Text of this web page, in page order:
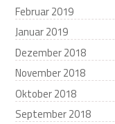
Februar 2019
Januar 2019
Dezember 2018
November 2018
Oktober 2018
September 2018